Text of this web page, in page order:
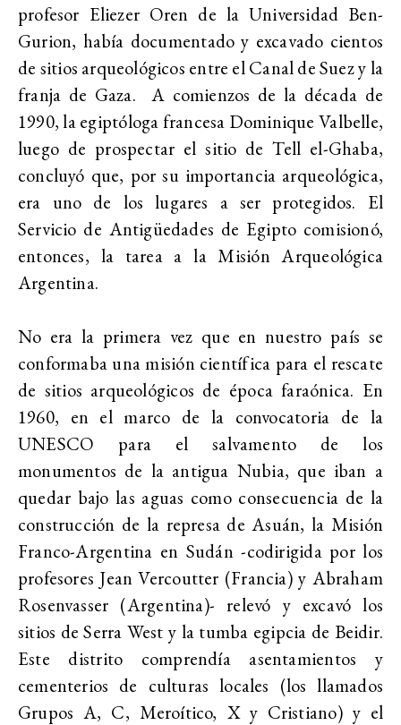
profesor Eliezer Oren de la Universidad Ben-
Gurion, había documentado y excavado cientos
de sitios arqueológicos entre el Canal de Suez y la
franja de Gaza. A comienzos de la década de
1990, la egiptóloga francesa Dominique Valbelle,
luego de prospectar el sitio de Tell el-Ghaba,
concluyó que, por su importancia arqueológica,
era uno de los lugares a ser protegidos. El
Servicio de Antigüedades de Egipto comisionó,
entonces, la tarea a la Misión Arqueológica
Argentina.
No era la primera vez que en nuestro país se
conformaba una misión científica para el rescate
de sitios arqueológicos de época faraónica. En
1960, en el marco de la convocatoria de la
UNESCO para el salvamento de los
monumentos de la antigua Nubia, que iban a
quedar bajo las aguas como consecuencia de la
construcción de la represa de Asuán, la Misión
Franco-Argentina en Sudán -codirigida por los
profesores Jean Vercoutter (Francia) y Abraham
Rosenvasser (Argentina)- relevó y excavó los
sitios de Serra West y la tumba egipcia de Beidir.
Este distrito comprendía asentamientos y
cementerios de culturas locales (los llamados
Grupos A, C, Meroítico, X y Cristiano) y el